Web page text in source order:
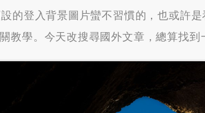
的登入背景圖片蠻不習慣的，也或許
教學。今天改搜尋國外文章，總算找到